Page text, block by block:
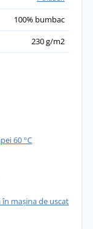
100% bumbac
230 g/m2
60 °C
în mașina de uscat